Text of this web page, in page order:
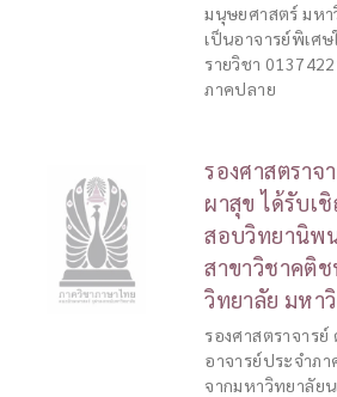
มนุษยศาสตร์ มหา
เป็นอาจารย์พิเศษ
รายวิชา
ภาคปลาย
รองศาสตราจ
ผาสุข ได้รับเ
สอบวิทยานิพ
สาขาวิชาคติ
วิทยาลัย มหา
รองศาสตราจาร
อาจารย์ประจำภ
จากมหาวิทยาลัยน